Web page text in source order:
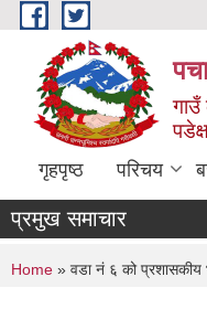
Skip to main content
गाउँ
गृहपृष्ठ परिचय
प्रमुख समाचार
You are here
Home » वडा नं ६ को प्रशासकीय